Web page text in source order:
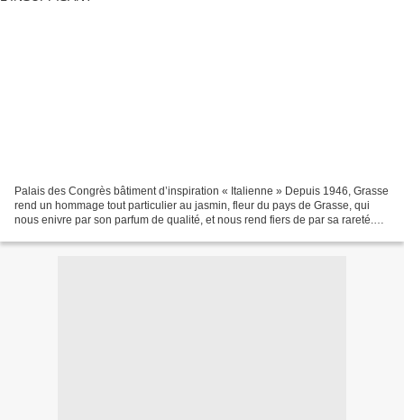
Palais des Congrès bâtiment d’inspiration « Italienne » Depuis 1946, Grasse
rend un hommage tout particulier au jasmin, fleur du pays de Grasse, qui
nous enivre par son parfum de qualité, et nous rend fiers de par sa rareté.